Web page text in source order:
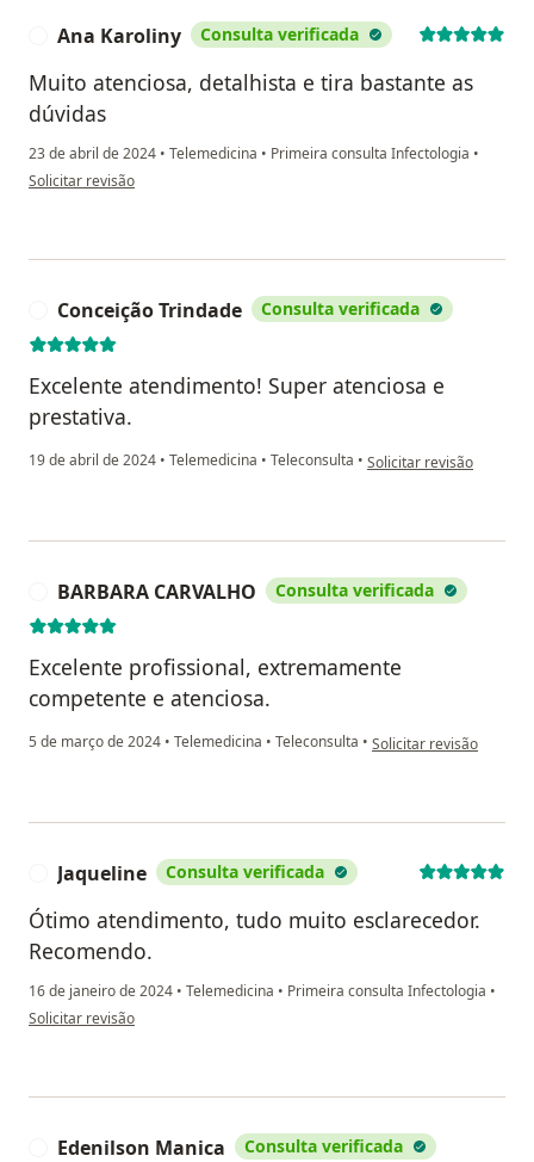
Ana Karoliny Consulta verificada
Muito atenciosa, detalhista e tira bastante as
dúvidas
23 de abril de 2024 • Telemedicina • Primeira consulta Infectologia •
na opinião do utilizador Ana Karoliny
Solicitar revisão
Conceição Trindade Consulta verificada
Excelente atendimento! Super atenciosa e
prestativa.
19 de abril de 2024 • Telemedicina • Teleconsulta • na opinião do utilizador
Solicitar revisão
BARBARA CARVALHO Consulta verificada
Excelente profissional, extremamente
competente e atenciosa.
5 de março de 2024 • Telemedicina • Teleconsulta • na opinião do utilizador
Solicitar revisão
Jaqueline Consulta verificada
Ótimo atendimento, tudo muito esclarecedor.
Recomendo.
16 de janeiro de 2024 • Telemedicina • Primeira consulta Infectologia •
na opinião do utilizador Jaqueline
Solicitar revisão
Edenilson Manica Consulta verificada